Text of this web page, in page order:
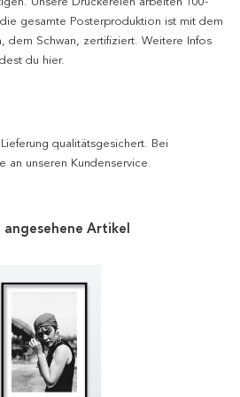
gesamte Posterproduktion ist mit dem
dem Schwan, zertifiziert. Weitere Infos
du hier.
qualitätsgesichert. Bei
an unseren Kundenservice.
Artikel